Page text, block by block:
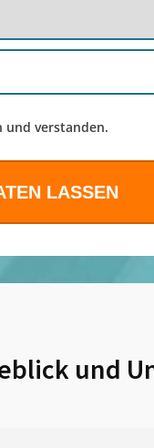
und verstanden.
und